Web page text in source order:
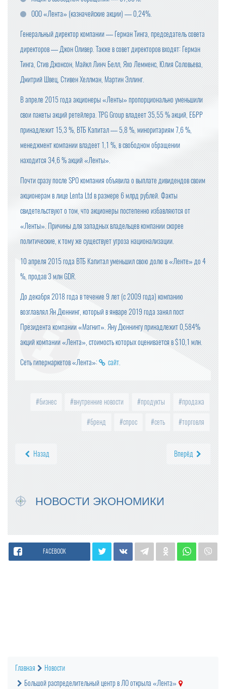
ООО «Лента» (казначейские акции) — 0,24%.
Генеральный директор компании — Герман Тинга, председатель совета
директоров — Джон Оливер. Также в совет директоров входят: Герман
Тинга, Стив Джонсон, Майкл Линч Белл, Яхо Лемменс, Юлия Соловьева,
Дмитрий Швец, Стивен Хеллман, Мартин Эллинг.
В апреле 2015 года акционеры «Ленты» пропорционально уменьшили
свои пакеты акций ретейлера. TPG Group владеет 35,55 % акций, ЕБРР
принадлежит 15,3 %, ВТБ Капитал — 5,8 %, миноритариям 7,6 %,
менеджмент компании владеет 1,1 %, в свободном обращении
находится 34,6 % акций «Ленты».
Почти сразу после SPO компания объявила о выплате дивидендов своим
акционерам в лице Lenta Ltd в размере 6 млрд рублей. Факты
свидетельствуют о том, что акционеры постепенно избавляются от
«Ленты». Причины для западных владельцев компании скорее
политические, к тому же существует угроза национализации.
10 апреля 2015 года ВТБ Капитал уменьшил свою долю в «Ленте» до 4
%, продав 3 млн GDR.
До декабря 2018 года в течение 9 лет (с 2009 года) компанию
возглавлял Ян Дюннинг, который в январе 2019 года занял пост
Президента компании «Магнит». Яну Дюннингу принадлежит 0,584%
акций компании «Лента», стоимость которых оценивается в $10,1 млн.
Сеть гипермаркетов «Лента»: сайт
бизнес внутренние новости продукты продажа
бренд спрос сеть торговля
Назад Вперёд
НОВОСТИ ЭКОНОМИКИ
FACEBOOK
Главная
Новости
Большой распределительный центр в ЛО открыла «Лента»